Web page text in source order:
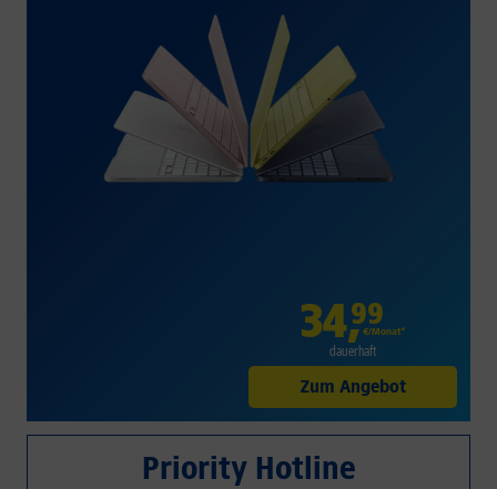
34,99
€/Monat*
dauerhaft
Zum Angebot
Priority Hotline